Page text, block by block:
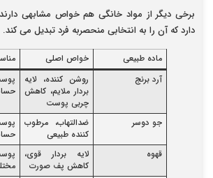
برخی دیگر از مواد خانگی هم خواص مشابهی دارند.
دارد که آن را به انتخابی منحصربه فرد تبدیل می کند.
ماده طبیعی خواص اصلی
آرد برنج
روشن کننده، لایه
بردار ملایم، کاهش
چربی پوست
جو دوسر
ضدالتهاب، مرطوب
کننده طبیعی
قهوه
لایه بردار قوی،
کاهش پف صورت